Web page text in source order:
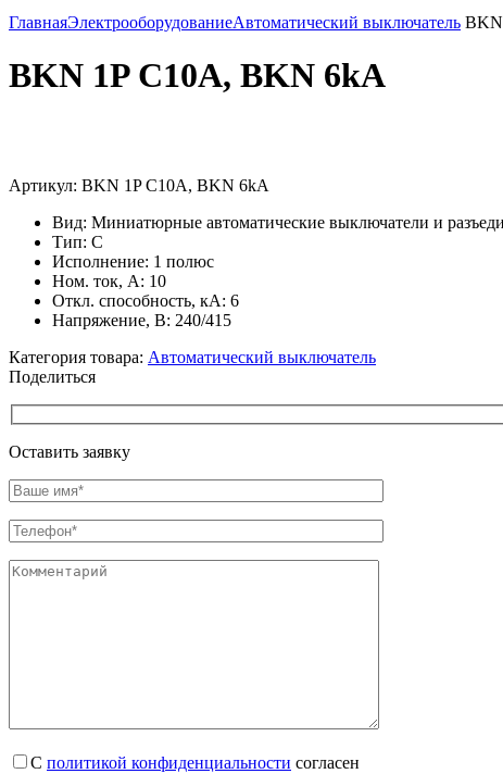
ГлавнаяЭлектрооборудованиеАвтоматический выключатель
BKN 1P C10A, BKN 6kA
Артикул: BKN 1P C10A, BKN 6kA
Вид: Миниатюрные автоматические выключатели и
Тип: C
Исполнение: 1 полюс
Ном. ток, А: 10
Откл. способность, кА: 6
Напряжение, В: 240/415
Категория товара: Автоматический выключатель
Поделиться
Оставить заявку
С политикой конфиденциальности согласен